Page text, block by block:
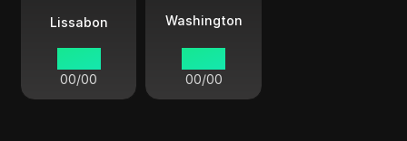
Lissabon
00/00
Washington
00/00